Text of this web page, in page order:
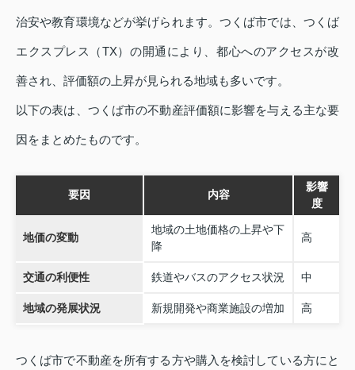
治安や教育環境などが挙げられます。つくば市では、つくば
エクスプレス（TX）の開通により、都心へのアクセスが改
善され、評価額の上昇が見られる地域も多いです。
以下の表は、つくば市の不動産評価額に影響を与える主な要
因をまとめたものです。
要因 内容
影響
度
地価の変動
地域の土地価格の上昇や下
降
高
交通の利便性 鉄道やバスのアクセス状況 中
地域の発展状況 新規開発や商業施設の増加 高
つくば市で不動産を所有する方や購入を検討している方にと